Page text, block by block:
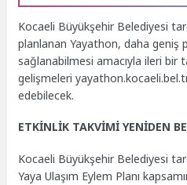
Kocaeli Büyükşehir Belediyesi
planlanan Yayathon, daha geniş
sağlanabilmesi amacıyla ileri bir
gelişmeleri
edebilecek.
ETKİNLİK TAKVİMİ YENİDEN
Kocaeli Büyükşehir Belediyesi
Yaya Ulaşım Eylem Planı